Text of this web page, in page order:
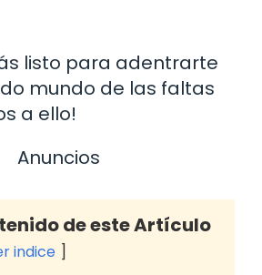
listo para adentrarte
mundo de las faltas
a ello!
Anuncios
de este Artículo
indice